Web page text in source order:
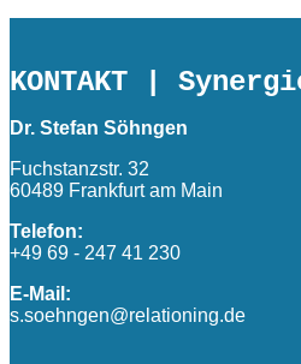
KONTAKT |
Dr. Stefan Söhngen
Fuchstanzstr. 32
60489 Frankfurt am Main
Telefon:
+49 69 - 247 41 230
E-Mail:
s.soehngen@relationing.de